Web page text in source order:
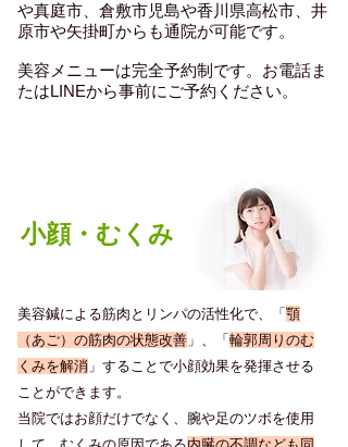
や真庭市、倉敷市児島や香川県高松市、井
原市や矢掛町からも通院が可能です。
​美容メニューは完全予約制です。お電話ま
たはLINEから事前にご予約ください。
​小顔・むくみ
美容鍼による筋肉とリンパの活性化で、「 顎
（あご）の筋肉の状態改善 」、「 輪郭周りのむ
くみを解消 」することで小顔効果を発揮させる
ことができます。
当院ではお顔だけでなく、腕や足のツボを使用